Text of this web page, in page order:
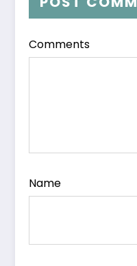
Comments
Name